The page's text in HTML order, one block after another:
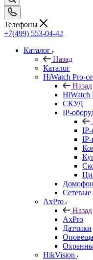
Телефоны
+7(499) 553-04-42
Каталог
Назад
Каталог
HiWatch Pro-
Назад
HiWatch
CКУД
IP-
IP-
IP-
Сетевые
AxPro
Назад
AxPro
Датчики
HikVision